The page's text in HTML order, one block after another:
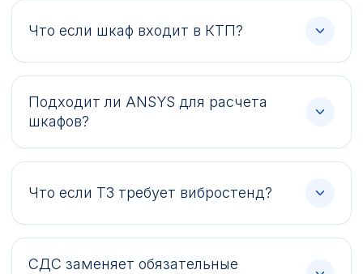
Что если шкаф входит в КТП?
Подходит ли ANSYS для расчета
шкафов?
Что если ТЗ требует вибростенд?
СДС заменяет обязательные